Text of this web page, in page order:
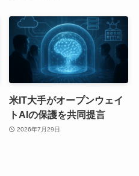
米IT大手がオープンウェイ
トAIの保護を共同提言
2026年7月29日